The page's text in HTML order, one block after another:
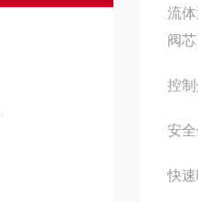
流
阀
控
安
快